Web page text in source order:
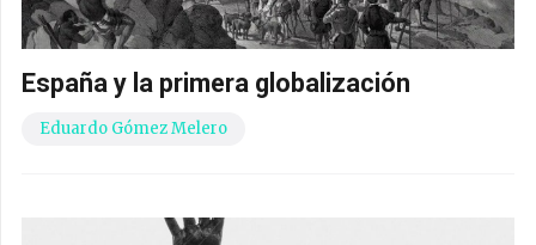
España y la primera globalización
Eduardo Gómez Melero